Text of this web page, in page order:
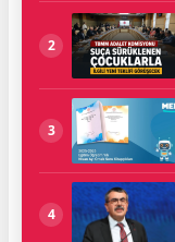
2
3
4